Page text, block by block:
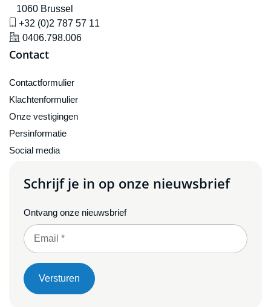
1060 Brussel
icône de gsm
+32 (0)2 787 57 11
icône de localisation
0406.798.006
Contact
Contactformulier
Klachtenformulier
Onze vestigingen
Persinformatie
Social media
Schrijf je in op onze nieuwsbrief
Ontvang onze nieuwsbrief
Versturen